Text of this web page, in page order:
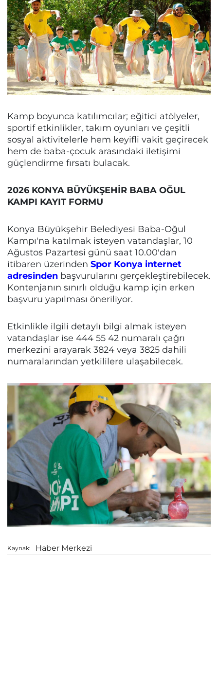
Kamp boyunca katılımcılar; eğitici atölyeler,
sportif etkinlikler, takım oyunları ve çeşitli
sosyal aktivitelerle hem keyifli vakit geçirecek
hem de baba-çocuk arasındaki iletişimi
güçlendirme fırsatı bulacak.
2026 KONYA BÜYÜKŞEHİR BABA OĞUL
KAMPI KAYIT FORMU
Konya Büyükşehir Belediyesi Baba-Oğul
Kampı'na katılmak isteyen vatandaşlar, 10
Ağustos Pazartesi günü saat 10.00'dan
itibaren üzerinden Spor Konya internet
adresinden başvurularını gerçekleştirebilecek.
Kontenjanın sınırlı olduğu kamp için erken
başvuru yapılması öneriliyor.
Etkinlikle ilgili detaylı bilgi almak isteyen
vatandaşlar ise 444 55 42 numaralı çağrı
merkezini arayarak 3824 veya 3825 dahili
numaralarından yetkililere ulaşabilecek.
Kaynak: Haber Merkezi